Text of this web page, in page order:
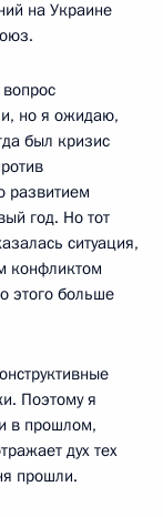
на Украине
но я ожидаю,
был кризис
развитием
год. Но тот
ситуация,
конфликтом
этого больше
Поэтому я
в прошлом,
дух тех
прошли.